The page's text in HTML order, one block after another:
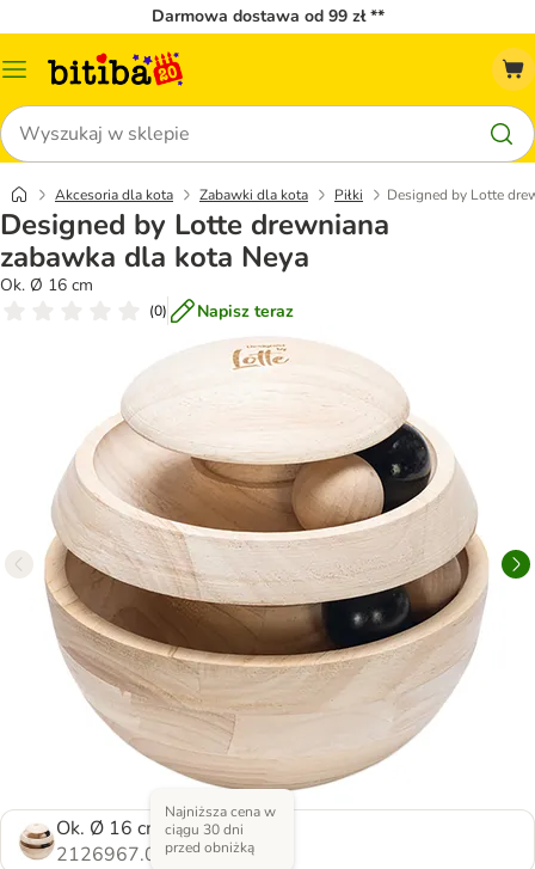
Darmowa dostawa od 99 zł **
Menu
Szukaj
Akcesoria dla kota Zabawki dla kota Piłki Designed by Lotte
Designed by Lotte drewniana
zabawka dla kota Neya
Ok. Ø 16 cm
(0) Napisz teraz
Ok. Ø 16 cm
2126967.0
Najniższa cena w
ciągu 30 dni
przed obniżką